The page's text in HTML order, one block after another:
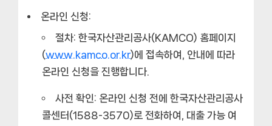
온라인 신청:
절차: 한국자산관리공사(KAMCO) 홈페이지
(www.kamco.or.kr)에 접속하여, 안내에 따라
온라인 신청을 진행합니다.
사전 확인: 온라인 신청 전에 한국자산관리공사
콜센터(1588-3570)로 전화하여, 대출 가능 여